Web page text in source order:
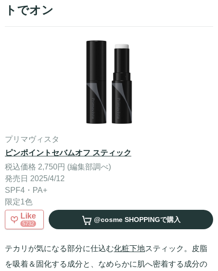
トでオン
プリマヴィスタ
ピンポイントセバムオフ スティック
税込価格 2,750円 (編集部調べ)
発売日 2025/4/12
SPF4・PA+
限定1色
Like
5732 @cosme SHOPPINGで購入
テカリが気になる部分に仕込む化粧下地スティック。皮脂
を吸着＆固化する成分と、なめらかに肌へ密着する成分の